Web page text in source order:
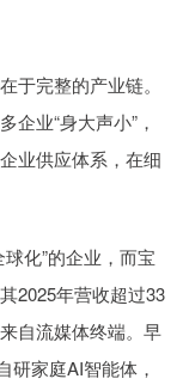
于完整的产业链。
业“身大声小”，
业供应体系，在细
化”的企业，而宝
2025年营收超过33
自流媒体终端。早
研家庭AI智能体，